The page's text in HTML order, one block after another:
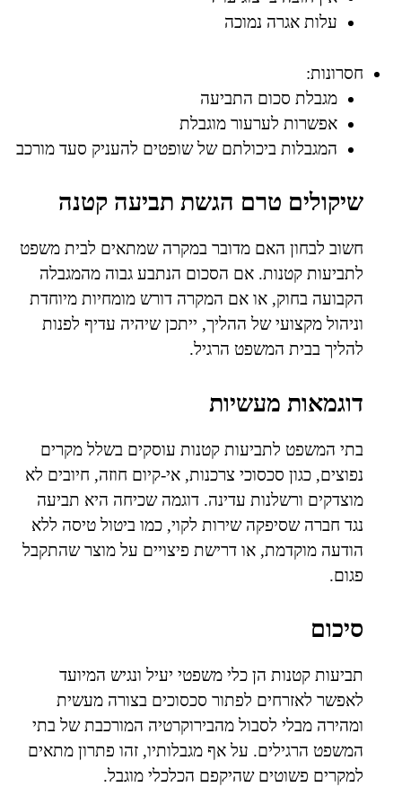
עלות אגרה נמוכה
חסרונות:
מגבלת סכום התביעה
אפשרות לערעור מוגבלת
המגבלות ביכולתם של שופטים להעניק סעד מורכב
שיקולים טרם הגשת תביעה קטנה
חשוב לבחון האם מדובר במקרה שמתאים לבית משפט
לתביעות קטנות. אם הסכום הנתבע גבוה מהמגבלה
הקבועה בחוק, או אם המקרה דורש מומחיות מיוחדת
וניהול מקצועי של ההליך, ייתכן שיהיה עדיף לפנות
להליך בבית המשפט הרגיל.
דוגמאות מעשיות
בתי המשפט לתביעות קטנות עוסקים בשלל מקרים
נפוצים, כגון סכסוכי צרכנות, אי-קיום חוזה, חיובים לא
מוצדקים ורשלנות עדינה. דוגמה שכיחה היא תביעה
נגד חברה שסיפקה שירות לקוי, כמו ביטול טיסה ללא
הודעה מוקדמת, או דרישת פיצויים על מוצר שהתקבל
פגום.
סיכום
תביעות קטנות הן כלי משפטי יעיל ונגיש המיועד
לאפשר לאזרחים לפתור סכסוכים בצורה מעשית
ומהירה מבלי לסבול מהבירוקרטיה המורכבת של בתי
המשפט הרגילים. על אף מגבלותיו, זהו פתרון מתאים
למקרים פשוטים שהיקפם הכלכלי מוגבל.